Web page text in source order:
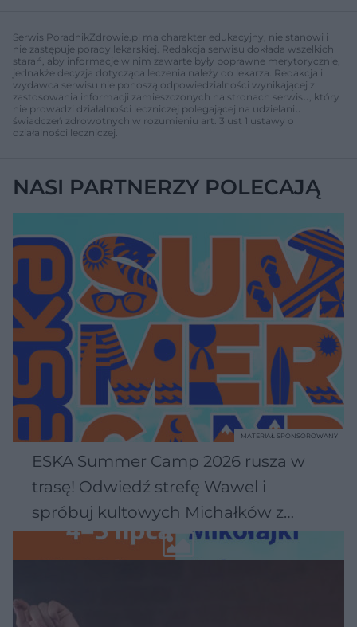
Serwis PoradnikZdrowie.pl ma charakter edukacyjny, nie stanowi i
nie zastępuje porady lekarskiej. Redakcja serwisu dokłada wszelkich
starań, aby informacje w nim zawarte były poprawne merytorycznie,
jednakże decyzja dotycząca leczenia należy do lekarza. Redakcja i
wydawca serwisu nie ponoszą odpowiedzialności wynikającej z
zastosowania informacji zamieszczonych na stronach serwisu, który
nie prowadzi działalności leczniczej polegającej na udzielaniu
świadczeń zdrowotnych w rozumieniu art. 3 ust 1 ustawy o
działalności leczniczej.
NASI PARTNERZY POLECAJĄ
ESKA Summer Camp 2026 rusza w
trasę! Odwiedź strefę Wawel i
spróbuj kultowych Michałków z
Wawelu
MATERIAŁ SPONSOROWANY